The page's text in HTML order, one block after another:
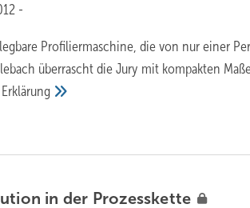
-
Profiliermaschine, die von nur einer
überrascht die Jury mit kompakten
Erklärung
in der Prozesskette